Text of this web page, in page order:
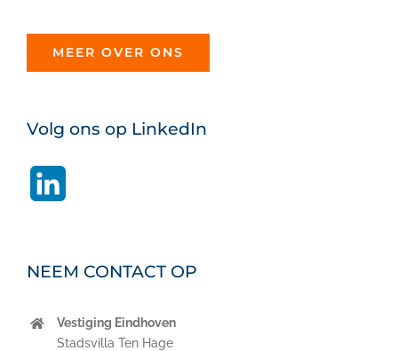
MEER OVER ONS
Volg ons op LinkedIn
NEEM CONTACT OP
Vestiging Eindhoven
Stadsvilla Ten Hage